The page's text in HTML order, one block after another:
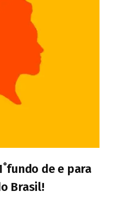
de e para
Brasil!